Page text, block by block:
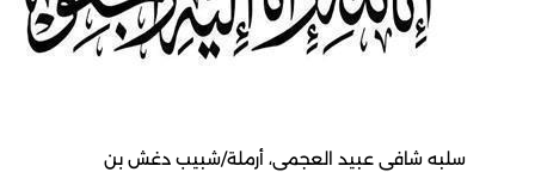
سلبه شافي عبيد العجمي، أرملة/شبيب دغش بن